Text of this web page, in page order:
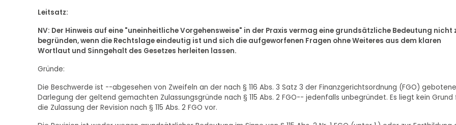
Leitsatz:
NV: Der Hinweis auf eine "uneinheitliche Vorgehensweise" in der Praxis vermag eine grundsätzliche Bedeutung nicht
begründen, wenn die Rechtslage eindeutig ist und sich die aufgeworfenen Fragen ohne Weiteres aus dem klaren
Wortlaut und Sinngehalt des Gesetzes herleiten lassen.
Gründe:
Die Beschwerde ist --abgesehen von Zweifeln an der nach § 116 Abs. 3 Satz 3 der Finanzgerichtsordnung (FGO)
Darlegung der geltend gemachten Zulassungsgründe nach § 115 Abs. 2 FGO-- jedenfalls unbegründet. Es liegt kein Grund
die Zulassung der Revision nach § 115 Abs. 2 FGO vor.